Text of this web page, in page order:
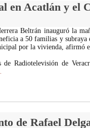
en Acatlán y el
Beltrán inauguró la
a 50 familias y subraya
por la vivienda, afirmó
Radiotelevisión de
de Rafael